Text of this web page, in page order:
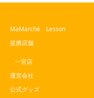
MaMarché Lesson
提携店舗
一宮店
運営会社
公式グッズ